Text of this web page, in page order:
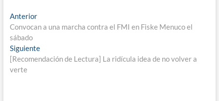
Navegación
de
entradas
AnteriorEntrada
anterior:
Convocan a una marcha contra el FMI en Fiske Menuco el
sábado
SiguienteEntrada
siguiente:
[Recomendación de Lectura] La ridícula idea de no volver a
verte